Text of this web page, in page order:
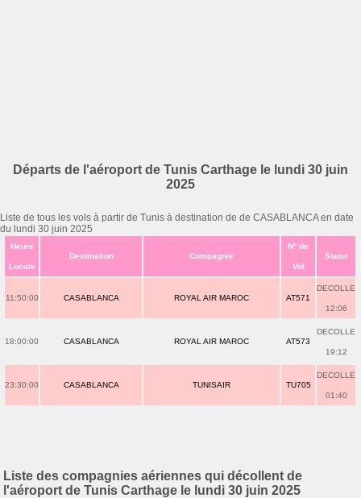
Départs de l'aéroport de Tunis Carthage le lundi 30 juin
2025
Liste de tous les vols à partir de Tunis à destination de de CASABLANCA en date
du lundi 30 juin 2025
Heure
Locale
Destination Compagnie
N° de
Vol
Statut
11:50:00 CASABLANCA ROYAL AIR MAROC AT571
DECOLLE
12:06
18:00:00 CASABLANCA ROYAL AIR MAROC AT573
DECOLLE
19:12
23:30:00 CASABLANCA TUNISAIR TU705
DECOLLE
01:40
Liste des compagnies aériennes qui décollent de
l'aéroport de Tunis Carthage le lundi 30 juin 2025